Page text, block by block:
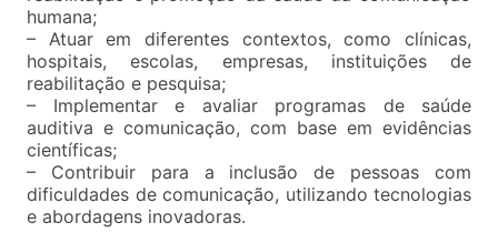
humana;
– Atuar em diferentes contextos, como clínicas,
hospitais, escolas, empresas, instituições de
reabilitação e pesquisa;
– Implementar e avaliar programas de saúde
auditiva e comunicação, com base em evidências
científicas;
– Contribuir para a inclusão de pessoas com
dificuldades de comunicação, utilizando tecnologias
e abordagens inovadoras.